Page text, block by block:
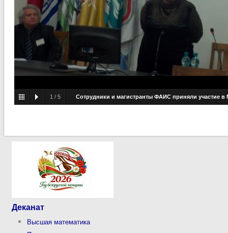
1 / 5 Сотрудники и магистранты ФАИС приняли участие
Деканат
Высшая математика